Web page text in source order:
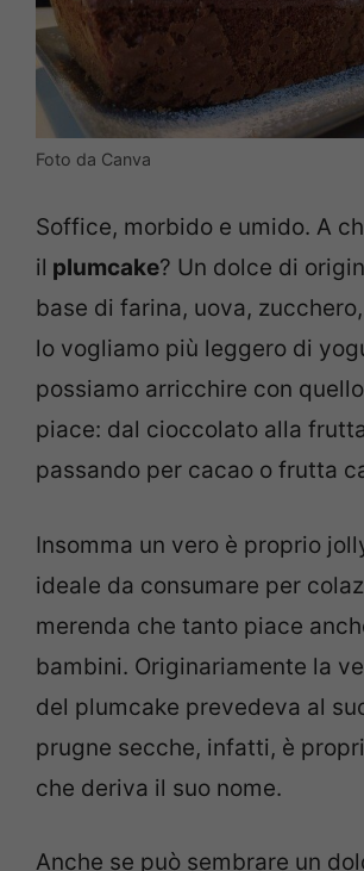
Foto da Canva
Soffice, morbido e umido. A
il plumcake? Un dolce di
base di farina, uova,
lo vogliamo più leggero di
possiamo arricchire con
piace: dal cioccolato alla
passando per cacao o frutta
Insomma un vero è proprio
ideale da consumare per
merenda che tanto piace
bambini. Originariamente la
del plumcake prevedeva al
prugne secche, infatti, è
che deriva il suo nome.
Anche se può sembrare un